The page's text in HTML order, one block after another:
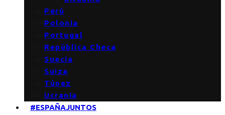
Perú
Polonia
Portugal
República Checa
Suecia
Suiza
Túnez
Ucrania
#ESPAÑAJUNTOS